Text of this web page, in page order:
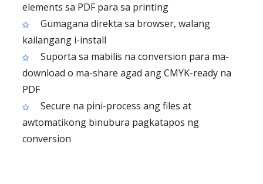
elements sa PDF para sa printing
Gumagana direkta sa browser, walang
kailangang i-install
Suporta sa mabilis na conversion para ma-
download o ma-share agad ang CMYK-ready na
PDF
Secure na pini-process ang files at
awtomatikong binubura pagkatapos ng
conversion